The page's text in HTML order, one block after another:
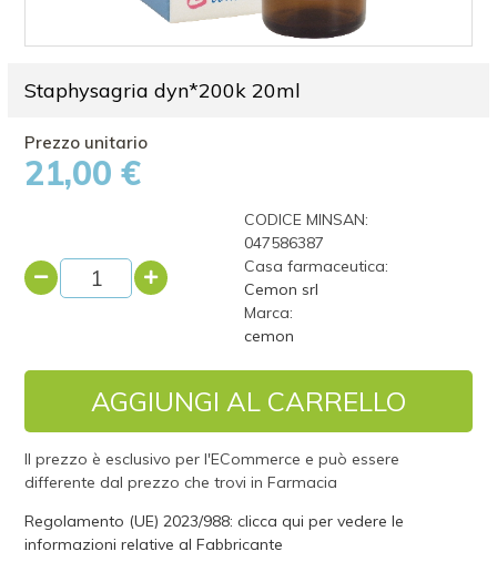
Staphysagria dyn*200k 20ml
21,00 €
CODICE MINSAN:
047586387
Casa farmaceutica:
Cemon srl
Marca:
cemon
AGGIUNGI AL CARRELLO
Il prezzo è esclusivo per l'ECommerce e può essere
differente dal prezzo che trovi in Farmacia
Regolamento (UE) 2023/988: clicca qui per vedere le
informazioni relative al Fabbricante